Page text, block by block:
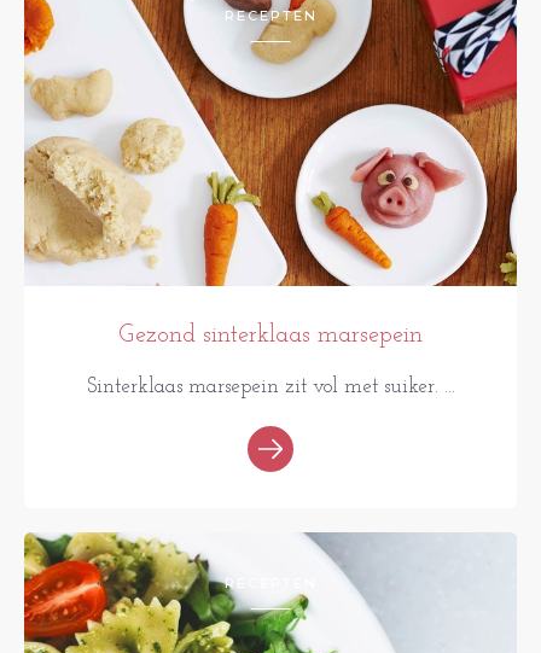
RECEPTEN
Gezond sinterklaas marsepein
Sinterklaas marsepein zit vol met suiker. ...
RECEPTEN